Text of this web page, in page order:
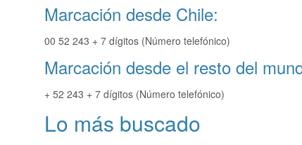
Marcación desde Chile:
00 52 243 + 7 dígitos (Número telefónico)
Marcación desde el resto del
+ 52 243 + 7 dígitos (Número telefónico)
Lo más buscado